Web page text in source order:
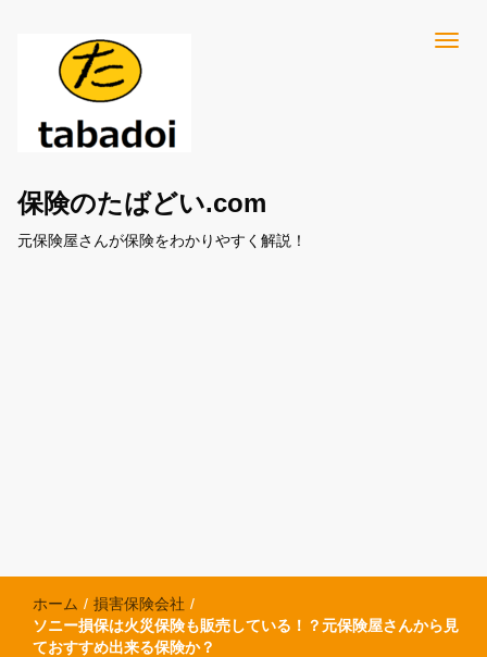
保険のたばどい.com
元保険屋さんが保険をわかりやすく解説！
ホーム / 損害保険会社 /
ソニー損保は火災保険も販売している！？元保険屋さんから見
ておすすめ出来る保険か？